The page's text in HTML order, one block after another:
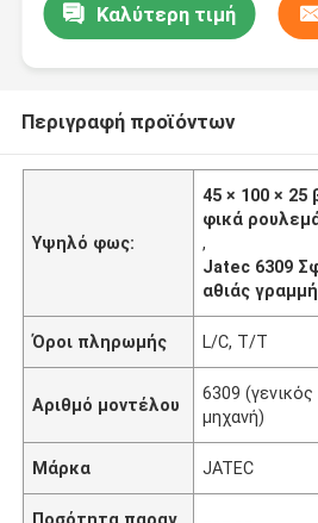
Καλύτερη τιμή
Περιγραφή προϊόντων
Υψηλό φως:
45 × 100 × 25
φικά
,
Jatec 6309
αθιάς
Όροι πληρωμής L/C, T/T
Αριθμό μοντέλου
6309
μηχανή)
Μάρκα JATEC
Ποσότητα παραγ